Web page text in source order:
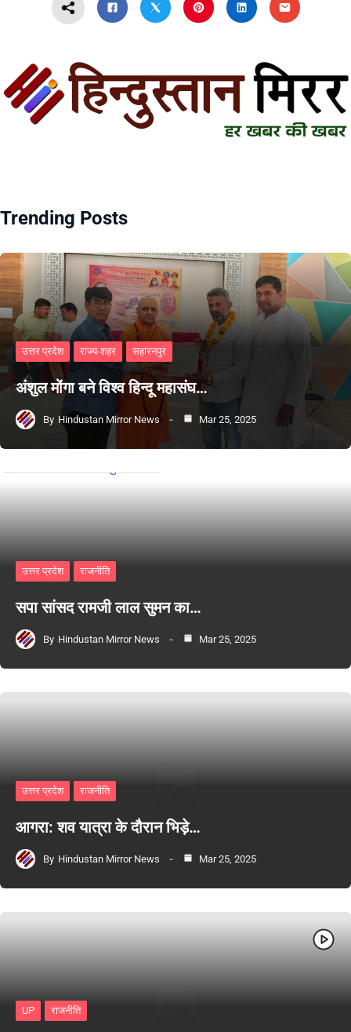
Trending Posts
उत्तर प्रदेश राज्य-शहर सहारनपुर
अंशुल मोंगा बने विश्व हिन्दू महासंघ…
By Hindustan Mirror News Mar 25, 2025
उत्तर प्रदेश राजनीति
सपा सांसद रामजी लाल सुमन का…
By Hindustan Mirror News Mar 25, 2025
उत्तर प्रदेश राजनीति
आगरा: शव यात्रा के दौरान भिड़े…
By Hindustan Mirror News Mar 25, 2025
UP राजनीति